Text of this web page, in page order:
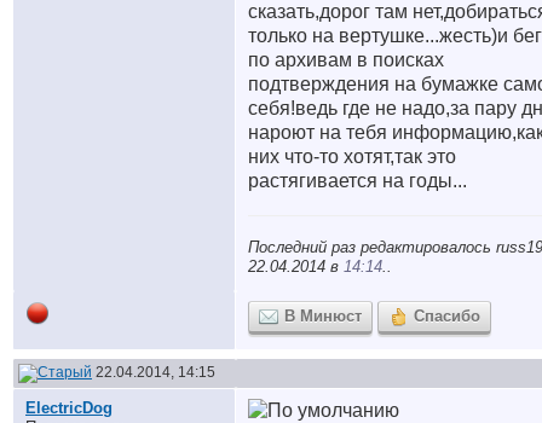
сказать,дорог там
только на вертушке...жесть)и
по архивам в поисках
подтверждения на бумажке
себя!ведь где не надо,за пару
нароют на тебя
них что-то хотят,так это
растягивается на годы...
Последний раз редактировалось
22.04.2014 в 14:14..
В Минюст Спасибо
22.04.2014, 14:15
ElectricDog